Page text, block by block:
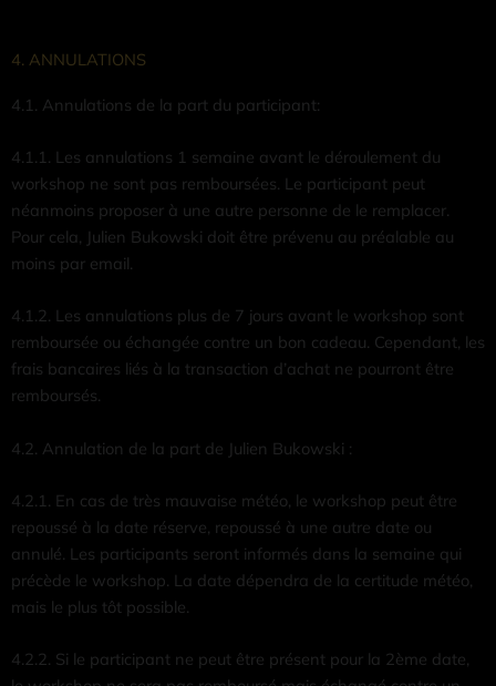
4. ANNULATIONS
4.1. Annulations de la part du participant:
4.1.1. Les annulations 1 semaine avant le déroulement du
workshop ne sont pas remboursées. Le participant peut
néanmoins proposer à une autre personne de le remplacer.
Pour cela, Julien Bukowski doit être prévenu au préalable au
moins par email.
4.1.2. Les annulations plus de 7 jours avant le workshop sont
remboursée ou échangée contre un bon cadeau. Cependant, les
frais bancaires liés à la transaction d’achat ne pourront être
remboursés.
4.2. Annulation de la part de Julien Bukowski :
4.2.1. En cas de très mauvaise météo, le workshop peut être
repoussé à la date réserve, repoussé à une autre date ou
annulé. Les participants seront informés dans la semaine qui
précède le workshop. La date dépendra de la certitude météo,
mais le plus tôt possible.
4.2.2. Si le participant ne peut être présent pour la 2ème date,